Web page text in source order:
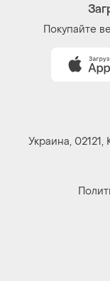
Покупайте
Украина,